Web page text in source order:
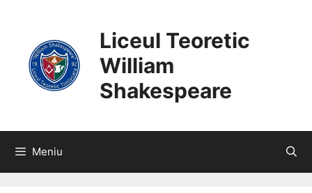
CONȚINUT
Liceul Teoretic
William
Shakespeare
Meniu